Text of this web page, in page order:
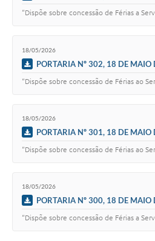
“Dispõe sobre concessão de Férias a
18/05/2026
PORTARIA Nº 302, 18 DE MAIO
“Dispõe sobre concessão de Férias ao
18/05/2026
PORTARIA Nº 301, 18 DE MAIO
“Dispõe sobre concessão de Férias ao
18/05/2026
PORTARIA Nº 300, 18 DE MAIO
“Dispõe sobre concessão de Férias a